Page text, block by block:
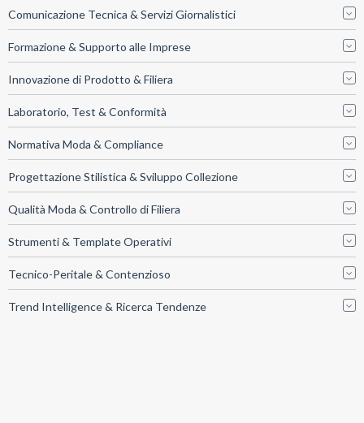
Comunicazione Tecnica & Servizi Giornalistici
Formazione & Supporto alle Imprese
Innovazione di Prodotto & Filiera
Laboratorio, Test & Conformità
Normativa Moda & Compliance
Progettazione Stilistica & Sviluppo Collezione
Qualità Moda & Controllo di Filiera
Strumenti & Template Operativi
Tecnico-Peritale & Contenzioso
Trend Intelligence & Ricerca Tendenze